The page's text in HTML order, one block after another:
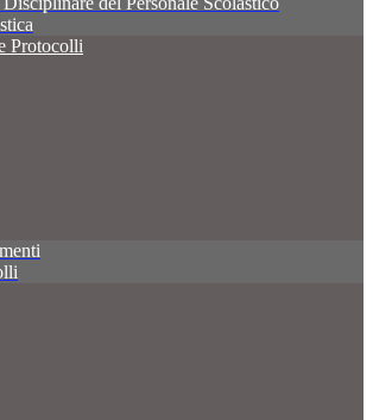
Protocolli